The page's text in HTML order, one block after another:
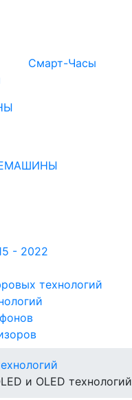
Смарт-Часы
- 2022
технологий
и OLED технологий